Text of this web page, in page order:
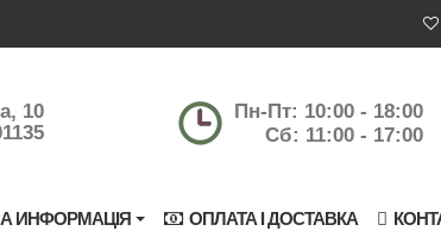
10
Пн-Пт: 10:00 - 18:00
Сб: 11:00 - 17:00
ИНФОРМАЦІЯ ОПЛАТА І ДОСТАВКА